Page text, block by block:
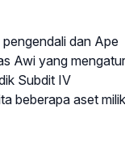
dan Ape
Awi yang
Subdit IV
beberapa aset milik